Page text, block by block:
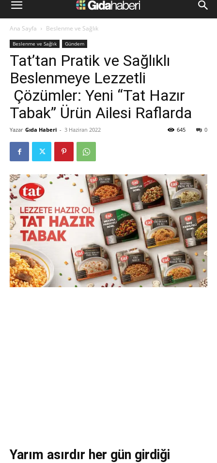
Ana Sayfa Beslenme ve Sağlık
Beslenme ve Sağlık Gündem
Tat’tan Pratik ve Sağlıklı
Beslenmeye Lezzetli
Çözümler: Yeni “Tat Hazır
Tabak” Ürün Ailesi Raflarda
Yazar Gıda Haberi - 3 Haziran 2022 0
645
Yarım asırdır her gün girdiği